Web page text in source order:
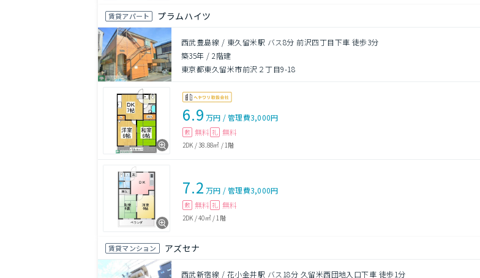
賃貸アパート プラムハイツ
西武豊島線 / 東久留米駅 バス8分 前沢四丁目下車 徒歩3分
築35年 /2階建
東京都東久留米市前沢２丁目9-18
6.9 万円 /管理費3,000円
敷 無料 礼 無料
2DK /38.88㎡ /1階
7.2 万円 /管理費3,000円
敷 無料 礼 無料
2DK /40㎡/ 1階
賃貸マンション アズセナ
西武新宿線 / 花小金井駅 バス18分 久留米西団地入口下車 徒歩1分